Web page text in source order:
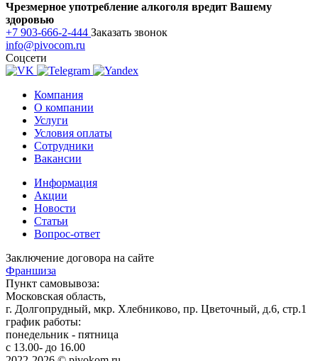
Чрезмерное употребление алкоголя вредит Вашему
здоровью
+7 903-666-2-444 Заказать звонок
info@pivocom.ru
Соцсети
Компания
О компании
Услуги
Условия оплаты
Сотрудники
Вакансии
Информация
Акции
Новости
Статьи
Вопрос-ответ
Заключение договора на сайте
Франшиза
Пункт самовывоза:
Московская область,
г. Долгопрудный, мкр. Хлебниково, пр. Цветочный, д.6, стр.1
график работы:
понедельник - пятница
с 13.00- до 16.00